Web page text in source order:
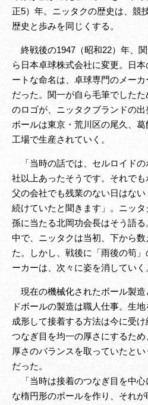
正5）年。ニッタクの歴史は、競
歴史と歩みを同じくする。
終戦後の1947（昭和22）年、
ら日本卓球株式会社に変更。日
ートな命名は、卓球専門のメー
だった。関一が自ら毛筆でした
のロゴが、ニッタクブランドの
ボールは東京・荒川区の尾久、
工場で生産されていく。
「当時の話では、セルロイドの
社以上あったそうです。それで
父の会社でも残業のない日はな
続けていたと聞きます」。ニッ
孫に当たる北岡功会長はそう語
中で、ニッタクは当初、下から
た。しかし、戦後に「雨後の筍
ーカーは、次々に姿を消していく
現在の機械化されたボール製造
ドボールの製造は職人仕事。生
成形して接着する方法は今に受
つなぎ目を均一の厚さにするた
厚さのバランスを取っていたと
だった。
「当時は接着のつなぎ目を中心
な楕円形のボールを作り、それ